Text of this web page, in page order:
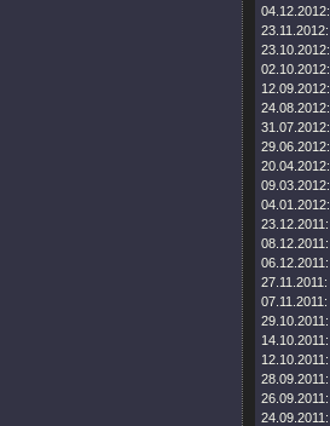
04.12.2012:
23.11.2012:
23.10.2012:
02.10.2012:
12.09.2012:
24.08.2012:
31.07.2012:
29.06.2012:
20.04.2012:
09.03.2012:
04.01.2012:
23.12.2011:
08.12.2011:
06.12.2011:
27.11.2011:
07.11.2011:
29.10.2011:
14.10.2011:
12.10.2011:
28.09.2011:
26.09.2011:
24.09.2011: